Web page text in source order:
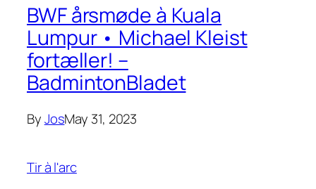
BWF årsmøde à Kuala
Lumpur • Michael Kleist
fortæller! –
BadmintonBladet
ByJosMay 31, 2023
Tir à l'arc